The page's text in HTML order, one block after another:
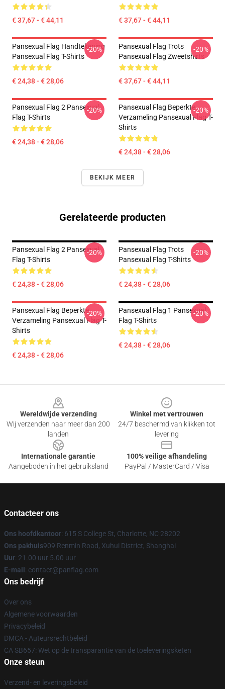
€ 37,67 - € 44,11 € 37,67 - € 44,11
Pansexual Flag Handtekening
Pansexual Flag T-Shirts
€ 24,38 - € 28,06
-20%
Pansexual Flag Trots
Pansexual Flag Zweetshirts
€ 37,67 - € 44,11
-20%
Pansexual Flag 2 Pansexual
Flag T-Shirts
€ 24,38 - € 28,06
-20%
Pansexual Flag Beperkte
Verzameling Pansexual Flag T-
Shirts
€ 24,38 - € 28,06
-20%
BEKIJK MEER
Gerelateerde producten
Pansexual Flag 2 Pansexual
Flag T-Shirts
€ 24,38 - € 28,06
-20%
Pansexual Flag Trots
Pansexual Flag T-Shirts
€ 24,38 - € 28,06
-20%
Pansexual Flag Beperkte
Verzameling Pansexual Flag T-
Shirts
€ 24,38 - € 28,06
-20%
Pansexual Flag 1 Pansexual
Flag T-Shirts
€ 24,38 - € 28,06
-20%
Wereldwijde verzending
Wij verzenden naar meer dan 200
landen
Winkel met vertrouwen
24/7 beschermd van klikken tot
levering
Internationale garantie
Aangeboden in het gebruiksland
100% veilige afhandeling
PayPal / MasterCard / Visa
Contacteer ons
Ons hoofdkantoor: 615 S College St, Charlotte, NC 28202
Ons pakhuis909 Renmin Road, Xuhui District, Shanghai
Uur: 21.00 uur 5.00 uur
E-mail : contact@panflag.com
Ons bedrijf
Over ons
Algemene voorwaarden
Privacybeleid
DMCA - Auteursrechtbeleid
CA SB657: Wet op de transparantie van de toeleveringsketen
Onze steun
Verzend- en leveringsbeleid